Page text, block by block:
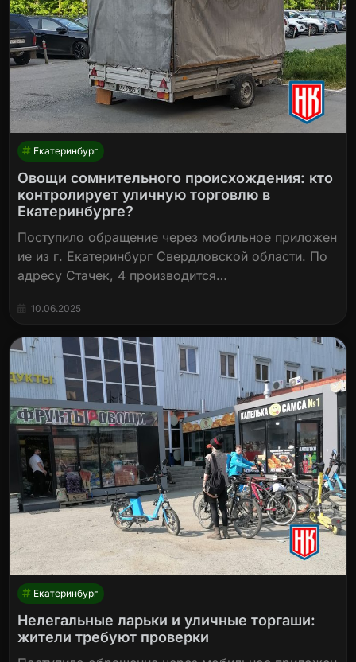
Екатеринбург
Овощи сомнительного происхождения: кто
контролирует уличную торговлю в
Екатеринбурге?
Поступило обращение через мобильное приложен
ие из г. Екатеринбург Свердловской области. По
адресу Стачек, 4 производится…
10.06.2025
Екатеринбург
Нелегальные ларьки и уличные торгаши:
жители требуют проверки